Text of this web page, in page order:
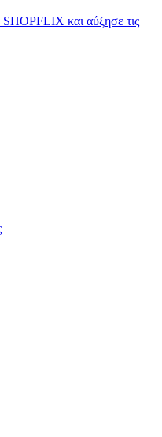
και αύξησε τις